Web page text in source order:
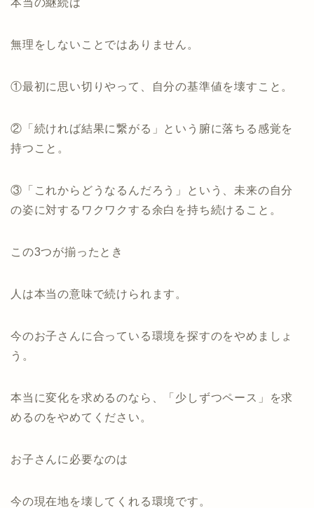
本当の継続は
無理をしないことではありません。
①最初に思い切りやって、 自分の基準値を壊すこと。
②「続ければ結果に繋がる」という 腑に落ちる感覚を
持つこと。
③「これからどうなるんだろう」という、未来の自分
の姿に対する ワクワクする余白を持ち続けること。
この3つが揃ったとき
人は本当の意味で続けられます。
今のお子さんに合っている環境を探すのをやめましょ
う。
本当に変化を求めるのなら、「少しずつペース」を求
めるのをやめてください。
お子さんに必要なのは
今の現在地を壊してくれる環境です。